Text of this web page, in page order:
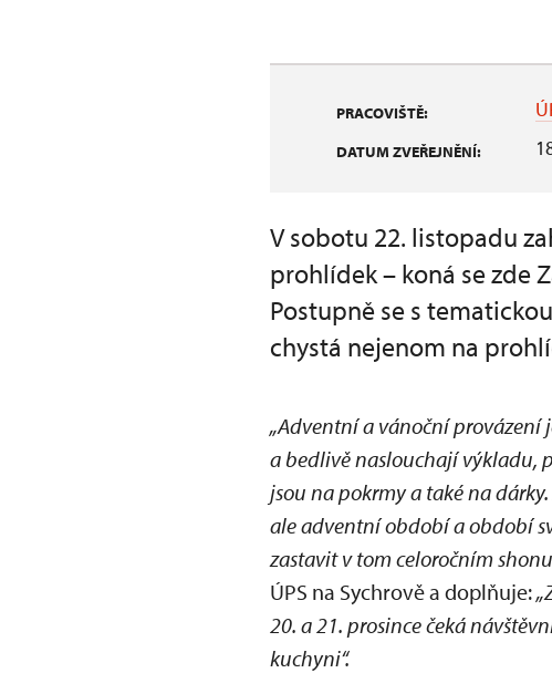
PRACOVIŠTĚ:
DATUM ZVEŘEJNĚNÍ:
V sobotu 22. listopadu
prohlídek – koná se zde
Postupně se s
chystá nejenom na
„Adventní a vánoční provázení
a bedlivě naslouchají výkladu,
jsou na pokrmy a také na
ale adventní období a období
zastavit v tom celoročním
ÚPS na Sychrově a doplňuje:
20. a 21. prosince čeká
kuchyni“.